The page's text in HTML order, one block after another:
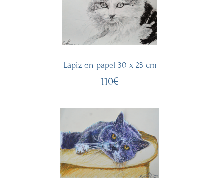
Lápiz en papel 30 x 23 cm
110€